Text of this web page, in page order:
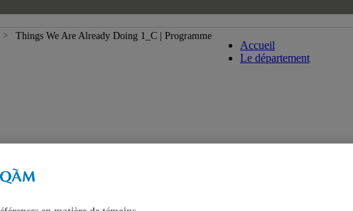
Things We Are Already Doing 1_C | Programme
Accueil
Le département